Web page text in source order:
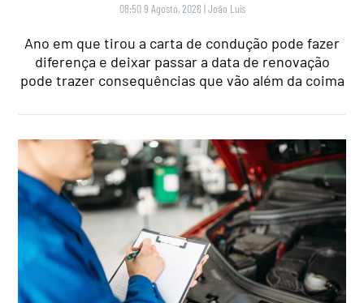
08:50 9 Agosto, 2026 |João Luís
Ano em que tirou a carta de condução pode fazer
diferença e deixar passar a data de renovação
pode trazer consequências que vão além da coima